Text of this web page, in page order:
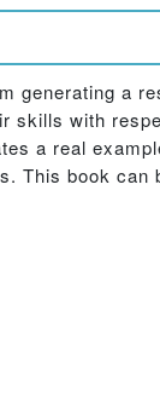
generating a
skills with
a real
This book can